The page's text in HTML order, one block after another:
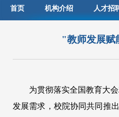
首页 机构介绍 人才招
"教师发展赋
为贯彻落实全国教育大
发展需求，校院协同共同推